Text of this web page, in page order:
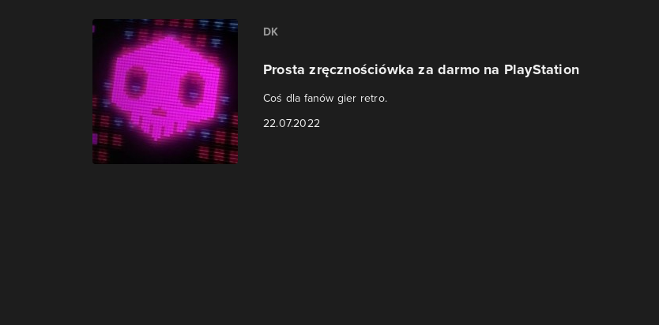
DK
Prosta zręcznościówka za darmo na PlayStation
Coś dla fanów gier retro.
22.07.2022